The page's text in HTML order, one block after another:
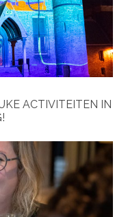
ACTIVITEITEN IN